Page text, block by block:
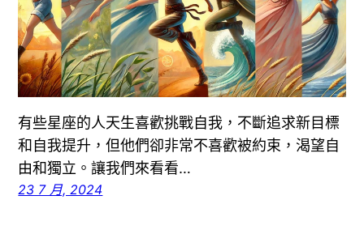
有些星座的人天生喜歡挑戰自我，不斷追求新目標
和自我提升，但他們卻非常不喜歡被約束，渴望自
由和獨立。讓我們來看看…
23 7 月, 2024